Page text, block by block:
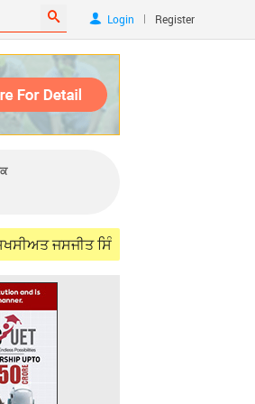
Login | Register
ਸਿੰਘ ਸਮੁੰਦਰੀ (IFS) ਨੂੰ ਯਾਦ ਕਰਦਿਆਂ